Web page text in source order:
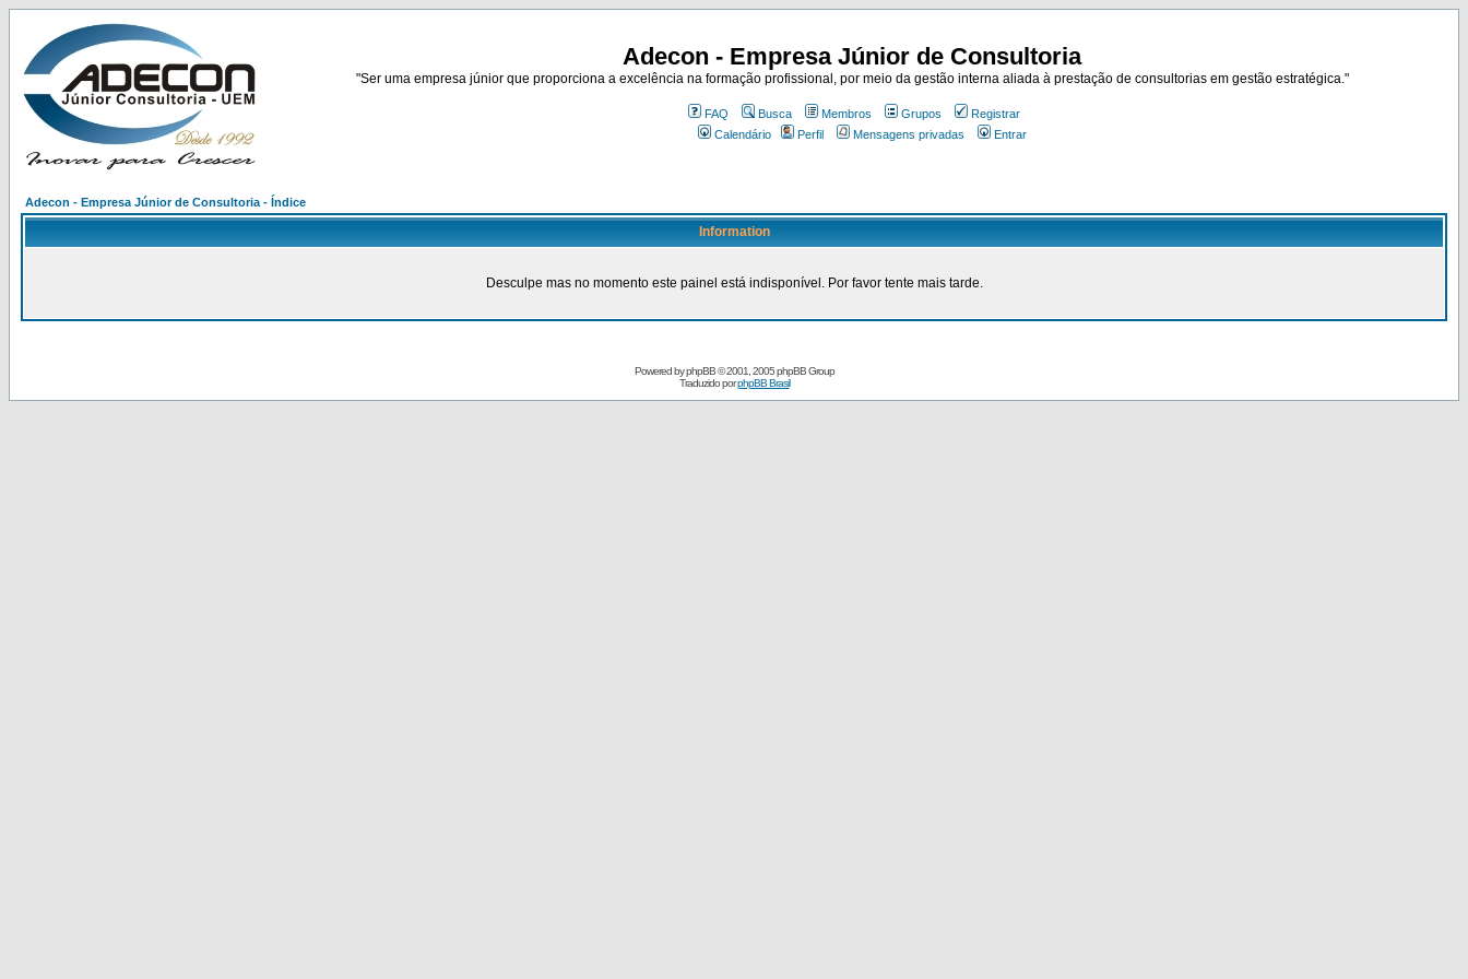
Adecon - Empresa Júnior de Consultoria
"Ser uma empresa júnior que proporciona a excelência na formação profissional, por meio da gestão interna aliada à prestação de consultorias em gestão estratégica."
FAQ Busca Membros Grupos
Registrar
Calendário
Perfil Mensagens privadas Entrar
Adecon - Empresa Júnior de Consultoria - Índice
Information
Desculpe mas no momento este painel está indisponível. Por favor tente mais tarde.
Powered byphpBB© 2001, 2005 phpBB Group
Traduzido porphpBB Brasil